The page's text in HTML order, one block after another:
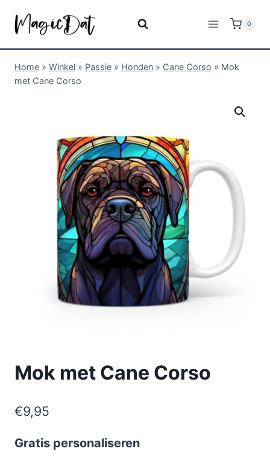
0
Home » Winkel » Passie » Honden » Cane Corso » Mok
met Cane Corso
Mok met Cane Corso
€9,95
Gratis personaliseren